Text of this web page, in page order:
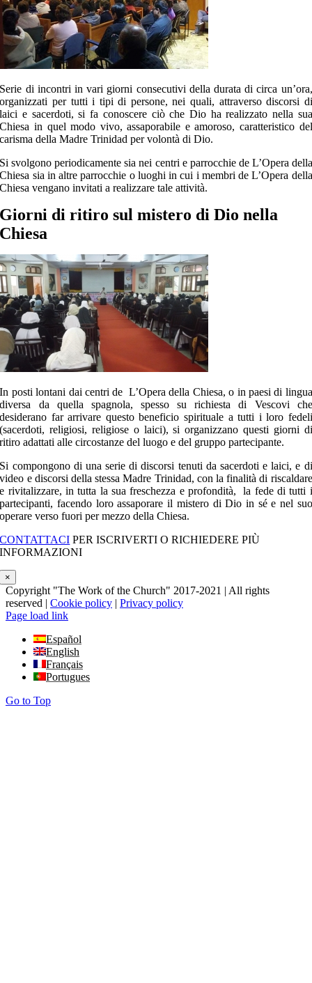
Serie di incontri in vari giorni consecutivi della durata di circa un’ora,
organizzati per tutti i tipi di persone, nei quali, attraverso discorsi di
laici e sacerdoti, si fa conoscere ciò che Dio ha realizzato nella sua
Chiesa in quel modo vivo, assaporabile e amoroso, caratteristico del
carisma della Madre Trinidad per volontà di Dio.
Si svolgono periodicamente sia nei centri e parrocchie de L’Opera della
Chiesa sia in altre parrocchie o luoghi in cui i membri de L’Opera della
Chiesa vengano invitati a realizzare tale attività.
Giorni di ritiro sul mistero di Dio nella
Chiesa
In posti lontani dai centri de L’Opera della Chiesa, o in paesi di lingua
diversa da quella spagnola, spesso su richiesta di Vescovi che
desiderano far arrivare questo beneficio spirituale a tutti i loro fedeli
(sacerdoti, religiosi, religiose o laici), si organizzano questi giorni di
ritiro adattati alle circostanze del luogo e del gruppo partecipante.
Si compongono di una serie di discorsi tenuti da sacerdoti e laici, e di
video e discorsi della stessa Madre Trinidad, con la finalità di riscaldare
e rivitalizzare, in tutta la sua freschezza e profondità, la fede di tutti i
partecipanti, facendo loro assaporare il mistero di Dio in sé e nel suo
operare verso fuori per mezzo della Chiesa.
CONTATTACI PER ISCRIVERTI O RICHIEDERE PIÙ
INFORMAZIONI
×
Copyright "The Work of the Church" 2017-2021 | All rights
reserved | Cookie policy | Privacy policy
Page load link
Español
English
Français
Portugues
Go to Top